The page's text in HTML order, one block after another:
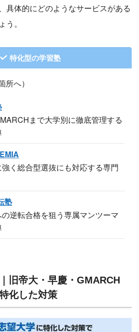
具体的にどのようなサービスがある
。
特化型の学習塾
所へ）
まで大学別に徹底管理する
く総合型選抜にも対応する専門
塾
逆転合格を狙う専属マンツーマ
旧帝大・早慶・GMARCH
化した対策